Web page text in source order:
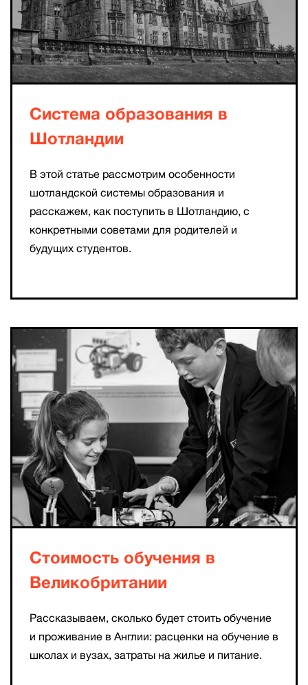
Система образования в
Шотландии
В этой статье рассмотрим особенности
шотландской системы образования и
расскажем, как поступить в Шотландию, с
конкретными советами для родителей и
будущих студентов.
Стоимость обучения в
Великобритании
Рассказываем, сколько будет стоить обучение
и проживание в Англии: расценки на обучение в
школах и вузах, затраты на жилье и питание.